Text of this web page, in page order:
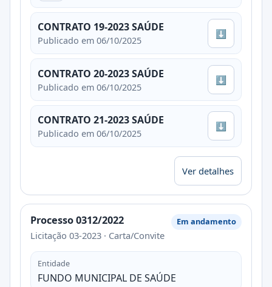
CONTRATO 19-2023 SAÚDE
Publicado em 06/10/2025
⬇
CONTRATO 20-2023 SAÚDE
Publicado em 06/10/2025
⬇
CONTRATO 21-2023 SAÚDE
Publicado em 06/10/2025
⬇
Ver detalhes
Processo 0312/2022
Licitação 03-2023 · Carta/Convite
Em andamento
Entidade
FUNDO MUNICIPAL DE SAÚDE